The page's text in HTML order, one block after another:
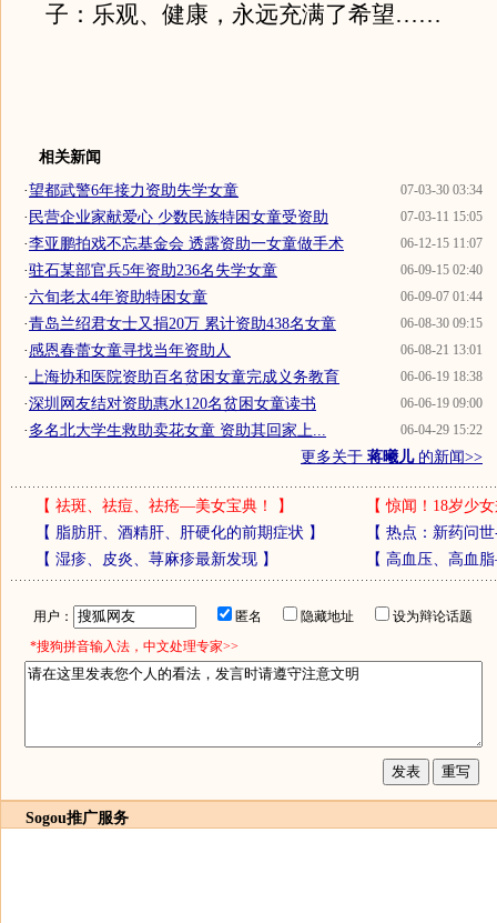
子：乐观、健康，永远充满了希望……
相关新闻
07-03-30 03:34
·望都武警6年接力资助失学女童
07-03-11 15:05
· 民营企业家献爱心 少数民族特困女童受资助
06-12-15 11:07
·李亚鹏拍戏不忘基金会 透露资助一女童做手术
06-09-15 02:40
·驻石某部官兵5年资助236名失学女童
06-09-07 01:44
·六旬老太4年资助特困女童
06-08-30 09:15
·青岛兰绍君女士又捐20万 累计资助438名女童
06-08-21 13:01
·感恩春蕾女童寻找当年资助人
06-06-19 18:38
· 上海协和医院资助百名贫困女童完成义务教育
06-06-19 09:00
·深圳网友结对资助惠水120名贫困女童读书
06-04-29 15:22
·多名北大学生救助卖花女童 资助其回家上...
更多关于 蒋曦儿的新闻>>
【 祛斑、祛痘、祛疮—美女宝典！ 】 【惊闻！18岁少
【 脂肪肝、酒精肝、肝硬化的前期症状 】 【 热点：新药问
【 湿疹、皮炎、荨麻疹最新发现】 【 高血压、高血
用户： 匿名 隐藏地址
设为辩论话题
*搜狗拼音输入法，中文处理专家>>
Sogou推广服务